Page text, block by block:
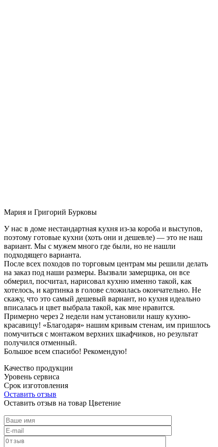
Мария и Григорий Бурковы
У нас в доме нестандартная кухня из-за короба и выступов,
поэтому готовые кухни (хоть они и дешевле) — это не наш
вариант. Мы с мужем много где были, но не нашли
подходящего варианта.
После всех походов по торговым центрам мы решили делать
на заказ под наши размеры. Вызвали замерщика, он все
обмерил, посчитал, нарисовал кухню именно такой, как
хотелось, и картинка в голове сложилась окончательно. Не
скажу, что это самый дешевый вариант, но кухня идеально
вписалась и цвет выбрала такой, как мне нравится.
Примерно через 2 недели нам установили нашу кухню-
красавицу! «Благодаря» нашим кривым стенам, им пришлось
помучиться с монтажом верхних шкафчиков, но результат
получился отменный.
Большое всем спасибо! Рекомендую!
Качество продукции
Уровень сервиса
Срок изготовления
Оставить отзыв
Оставить отзыв на товар Цветение